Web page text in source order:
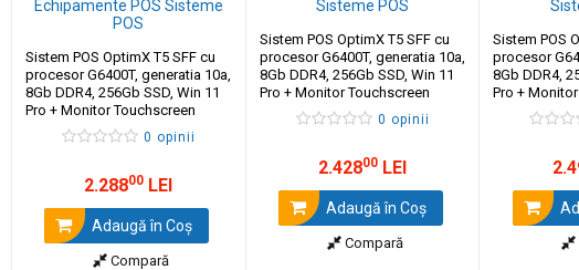
Sistem POS OptimX T5 SFF cu
procesor G6400T, generatia 10a,
8Gb DDR4, 256Gb SSD, Win 11
Pro + Monitor Touchscreen
OptimX Pro MY156, 15.6 inch +
CADOU : Kit Tastatura + Mouse
0 opinii
2.28800 LEI
Adaugă în Coş
Compară
Sistem POS OptimX T5 SFF cu
procesor G6400T, generatia 10a,
8Gb DDR4, 256Gb SSD, Win 11
Pro + Monitor Touchscreen
OptimX Pro MY17, 17 inch +
CADOU : Kit Tastatura + Mouse
0 opinii
2.42800 LEI
Adaugă în Coş
Compară
Sistem POS
procesor
8Gb DDR4,
Pro +
OptimX Pro
CADOU : Kit